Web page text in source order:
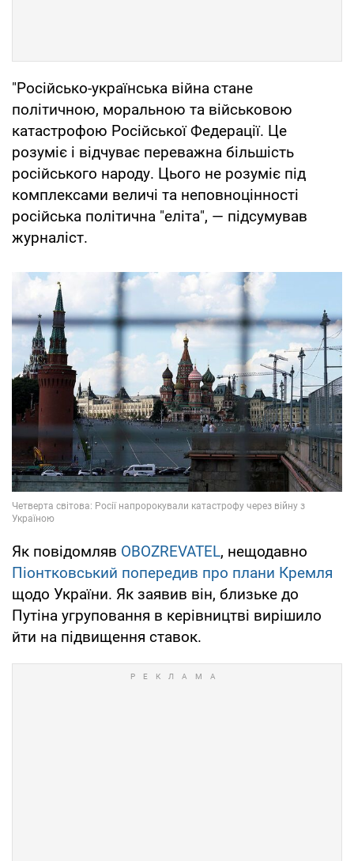
"Російсько-українська війна стане
політичною, моральною та військовою
катастрофою Російської Федерації. Це
розуміє і відчуває переважна більшість
російського народу. Цього не розуміє під
комплексами величі та неповноцінності
російська політична "еліта", — підсумував
журналіст.
Як повідомляв OBOZREVATEL, нещодавно
Піонтковський попередив про плани Кремля
щодо України. Як заявив він, близьке до
Путіна угруповання в керівництві вирішило
йти на підвищення ставок.